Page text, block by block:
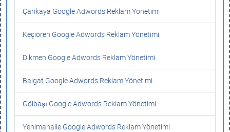
Çankaya Google Adwords Reklam Yönetimi
Keçiören Google Adwords Reklam Yönetimi
Dikmen Google Adwords Reklam Yönetimi
Balgat Google Adwords Reklam Yönetimi
Gölbaşı Google Adwords Reklam Yönetimi
Yenimahalle Google Adwords Reklam Yönetimi